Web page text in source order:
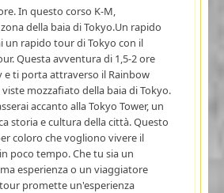
In questo corso K-M,
della baia di Tokyo.Un rapido
un rapido tour di Tokyo con il
Questa avventura di 1,5-2 ore
e ti porta attraverso il Rainbow
mozzafiato della baia di Tokyo.
accanto alla Tokyo Tower, un
storia e cultura della città. Questo
coloro che vogliono vivere il
poco tempo. Che tu sia un
esperienza o un viaggiatore
promette un'esperienza